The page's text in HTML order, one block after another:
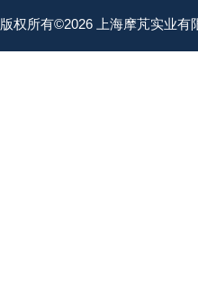
版权所有©2026 上海摩芃实业有